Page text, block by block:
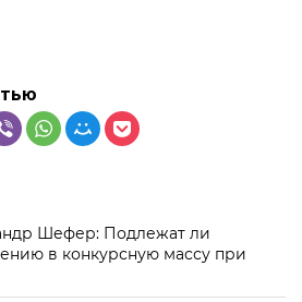
Шефер: Подлежат ли
в конкурсную массу при